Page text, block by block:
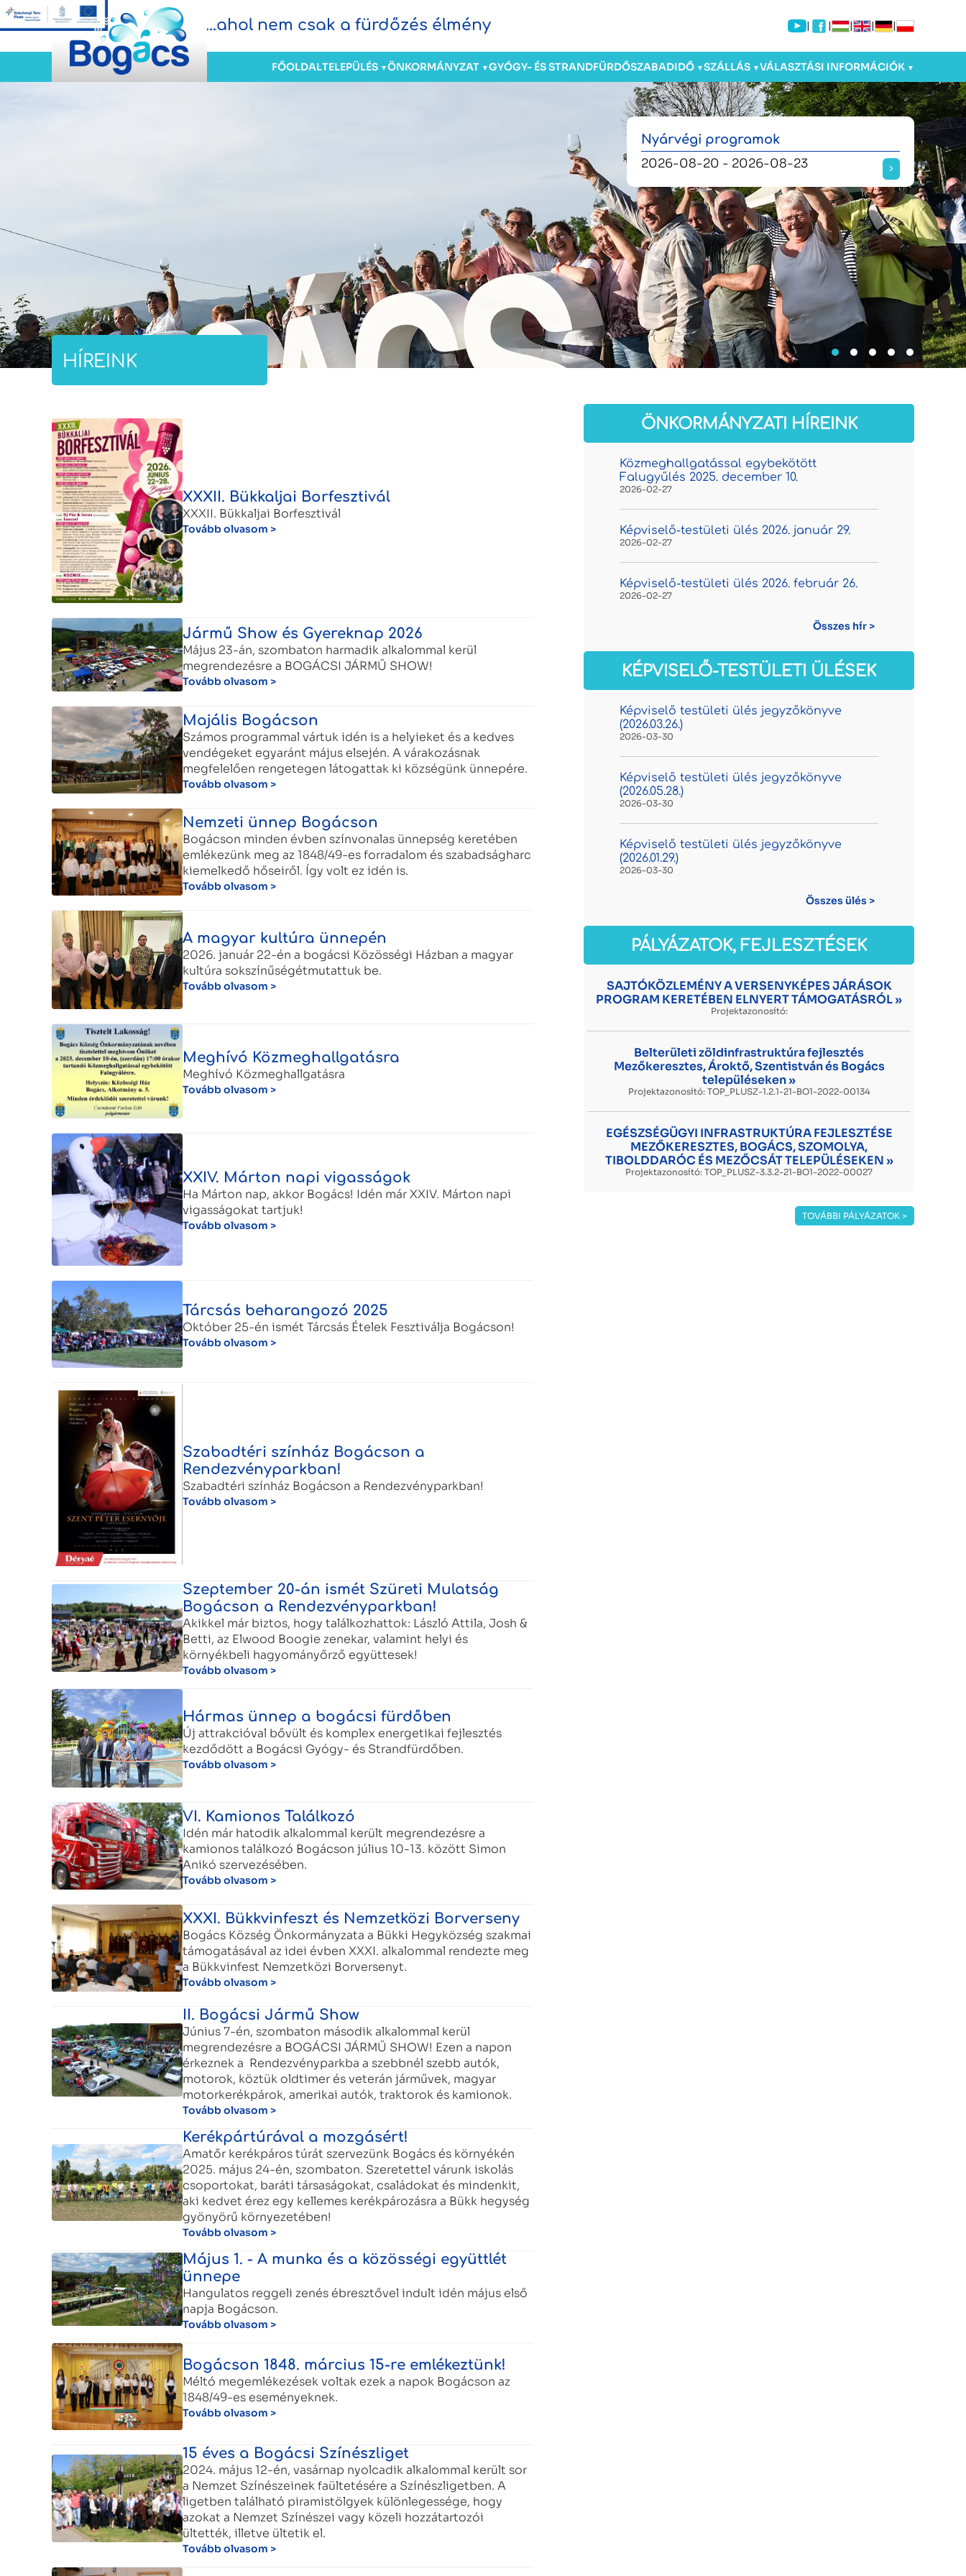
...ahol nem csak a fürdőzés élmény | | | | |
FŐOLDALTELEPÜLÉS ▼ÖNKORMÁNYZAT ▼GYÓGY- ÉS STRANDFÜRDŐSZABADIDŐ ▼SZÁLLÁS ▼VÁLASZTÁSI INFORMÁCIÓK ▼
Nyárvégi programok
2026-08-20 - 2026-08-23 >
HÍREINK
XXXII. Bükkaljai Borfesztivál
XXXII. Bükkaljai Borfesztivál
Tovább olvasom >
Jármű Show és Gyereknap 2026
Május 23-án, szombaton harmadik alkalommal kerül
megrendezésre a BOGÁCSI JÁRMŰ SHOW!
Tovább olvasom >
Majális Bogácson
Számos programmal vártuk idén is a helyieket és a kedves
vendégeket egyaránt május elsején. A várakozásnak
megfelelően rengetegen látogattak ki községünk ünnepére.
Tovább olvasom >
Nemzeti ünnep Bogácson
Bogácson minden évben színvonalas ünnepség keretében
emlékezünk meg az 1848/49-es forradalom és szabadságharc
kiemelkedő hőseiről. Így volt ez idén is.
Tovább olvasom >
A magyar kultúra ünnepén
2026. január 22-én a bogácsi Közösségi Házban a magyar
kultúra sokszínűségétmutattuk be.
Tovább olvasom >
Meghívó Közmeghallgatásra
Meghívó Közmeghallgatásra
Tovább olvasom >
XXIV. Márton napi vigasságok
Ha Márton nap, akkor Bogács! Idén már XXIV. Márton napi
vigasságokat tartjuk!
Tovább olvasom >
Tárcsás beharangozó 2025
Október 25-én ismét Tárcsás Ételek Fesztiválja Bogácson!
Tovább olvasom >
Szabadtéri színház Bogácson a
Rendezvényparkban!
Szabadtéri színház Bogácson a Rendezvényparkban!
Tovább olvasom >
Szeptember 20-án ismét Szüreti Mulatság
Bogácson a Rendezvényparkban!
Akikkel már biztos, hogy találkozhattok: László Attila, Josh &
Betti, az Elwood Boogie zenekar, valamint helyi és
környékbeli hagyományőrző együttesek!
Tovább olvasom >
Hármas ünnep a bogácsi fürdőben
Új attrakcióval bővült és komplex energetikai fejlesztés
kezdődött a Bogácsi Gyógy- és Strandfürdőben.
Tovább olvasom >
VI. Kamionos Találkozó
Idén már hatodik alkalommal került megrendezésre a
kamionos találkozó Bogácson július 10-13. között Simon
Anikó szervezésében.
Tovább olvasom >
XXXI. Bükkvinfeszt és Nemzetközi Borverseny
Bogács Község Önkormányzata a Bükki Hegyközség szakmai
támogatásával az idei évben XXXI. alkalommal rendezte meg
a Bükkvinfest Nemzetközi Borversenyt.
Tovább olvasom >
II. Bogácsi Jármű Show
Június 7-én, szombaton második alkalommal kerül
megrendezésre a BOGÁCSI JÁRMŰ SHOW! Ezen a napon
érkeznek a Rendezvényparkba a szebbnél szebb autók,
motorok, köztük oldtimer és veterán járművek, magyar
motorkerékpárok, amerikai autók, traktorok és kamionok.
Tovább olvasom >
Kerékpártúrával a mozgásért!
Amatőr kerékpáros túrát szervezünk Bogács és környékén
2025. május 24-én, szombaton. Szeretettel várunk iskolás
csoportokat, baráti társaságokat, családokat és mindenkit,
aki kedvet érez egy kellemes kerékpározásra a Bükk hegység
gyönyörű környezetében!
Tovább olvasom >
Május 1. - A munka és a közösségi együttlét
ünnepe
Hangulatos reggeli zenés ébresztővel indult idén május első
napja Bogácson.
Tovább olvasom >
Bogácson 1848. március 15-re emlékeztünk!
Méltó megemlékezések voltak ezek a napok Bogácson az
1848/49-es eseményeknek.
Tovább olvasom >
15 éves a Bogácsi Színészliget
2024. május 12-én, vasárnap nyolcadik alkalommal került sor
a Nemzet Színészeinek faültetésére a Színészligetben. A
ligetben található piramistölgyek különlegessége, hogy
azokat a Nemzet Színészei vagy közeli hozzátartozói
ültették, illetve ültetik el.
Tovább olvasom >
ÖNKORMÁNYZATI HÍREINK
Közmeghallgatással egybekötött
Falugyűlés 2025. december 10.
2026-02-27
Képviselő-testületi ülés 2026. január 29.
2026-02-27
Képviselő-testületi ülés 2026. február 26.
2026-02-27
Összes hír >
KÉPVISELŐ-TESTÜLETI ÜLÉSEK
Képviselő testületi ülés jegyzőkönyve
(2026.03.26.)
2026-03-30
Képviselő testületi ülés jegyzőkönyve
(2026.05.28.)
2026-03-30
Képviselő testületi ülés jegyzőkönyve
(2026.01.29.)
2026-03-30
Összes ülés >
PÁLYÁZATOK, FEJLESZTÉSEK
SAJTÓKÖZLEMÉNY A VERSENYKÉPES JÁRÁSOK
PROGRAM KERETÉBEN ELNYERT TÁMOGATÁSRÓL »
Projektazonosító:
Belterületi zöldinfrastruktúra fejlesztés
Mezőkeresztes, Ároktő, Szentistván és Bogács
településeken »
Projektazonosító: TOP_PLUSZ-1.2.1-21-BO1-2022-00134
EGÉSZSÉGÜGYI INFRASTRUKTÚRA FEJLESZTÉSE
MEZŐKERESZTES, BOGÁCS, SZOMOLYA,
TIBOLDDARÓC ÉS MEZŐCSÁT TELEPÜLÉSEKEN »
Projektazonosító: TOP_PLUSZ-3.3.2-21-BO1-2022-00027
TOVÁBBI PÁLYÁZATOK >